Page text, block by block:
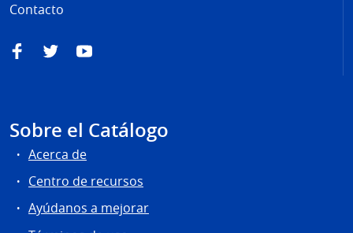
Contacto
FacebookTwitterYouTube
Sobre el Catálogo
Acerca de
Centro de recursos
Ayúdanos a mejorar